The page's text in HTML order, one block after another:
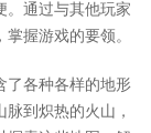
。通过与其他玩家
握游戏的要领。
了各种各样的地形
到炽热的火山，